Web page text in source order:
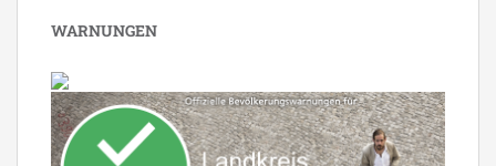
WARNUNGEN